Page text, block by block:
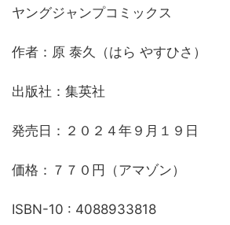
ヤングジャンプコミックス
作者：原 泰久（はら やすひさ）
出版社：集英社
発売日：２０２４年９月１９日
価格：７７０円（アマゾン）
ISBN-10 ‏: ‎4088933818